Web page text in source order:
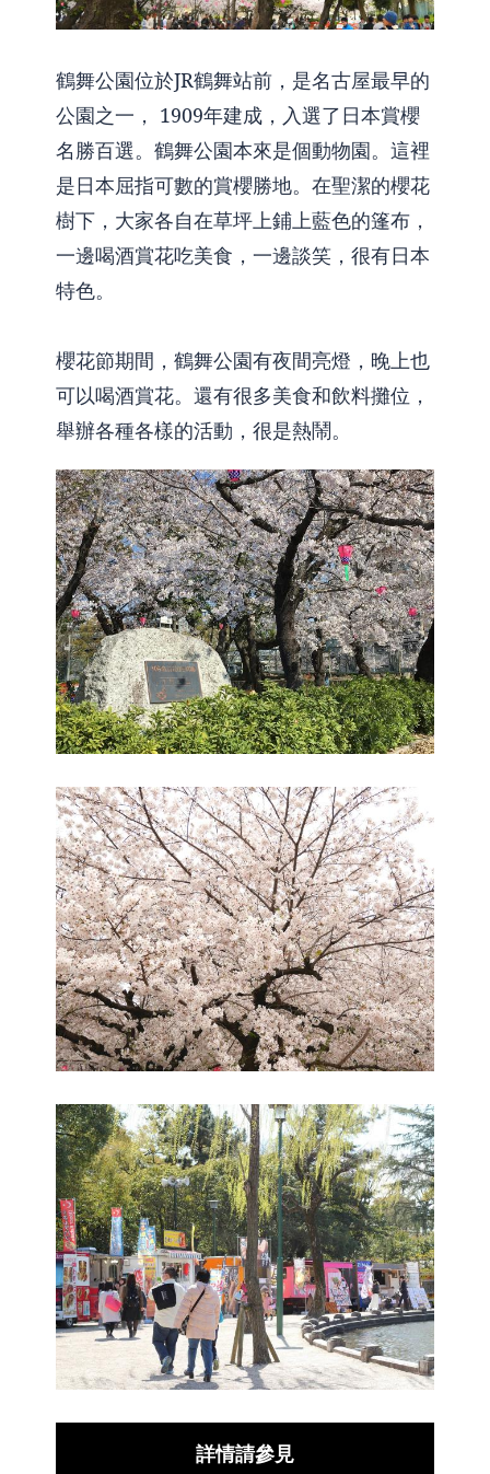
鶴舞公園位於JR鶴舞站前，是名古屋最早的
公園之一， 1909年建成，入選了日本賞櫻
名勝百選。鶴舞公園本來是個動物園。這裡
是日本屈指可數的賞櫻勝地。在聖潔的櫻花
樹下，大家各自在草坪上鋪上藍色的篷布，
一邊喝酒賞花吃美食，一邊談笑，很有日本
特色。
櫻花節期間，鶴舞公園有夜間亮燈，晚上也
可以喝酒賞花。還有很多美食和飲料攤位，
舉辦各種各樣的活動，很是熱鬧。
詳情請參見